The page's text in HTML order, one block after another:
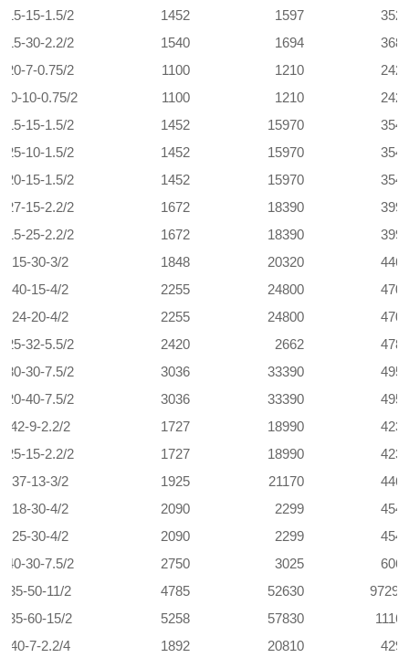
15-15-1.5/2
1452 1597
3520
15-30-2.2/2
1540 1694
3685
20-7-0.75/2
1100 1210
2420
10-0.75/2
1100 1210
2420
15-15-1.5/2
1452 15970
3542
25-10-1.5/2
1452 15970
3542
20-15-1.5/2
1452 15970
3542
27-15-2.2/2
1672 18390
3993
15-25-2.2/2
1672 18390
3993
15-30-3/2
1848 20320
4466
40-15-4/2
2255 24800
4708
24-20-4/2
2255 24800
4708
25-32-5.5/2
2420 2662
4785
30-30-7.5/2
3036 33390
4950
20-40-7.5/2
3036 33390
4950
42-9-2.2/2
1727 18990
4235
25-15-2.2/2
1727 18990
4235
37-13-3/2
1925 21170
4466
18-30-4/2
2090 2299
4543
25-30-4/2
2090 2299
4543
40-30-7.5/2
2750 3025
6061
35-50-11/2
4785 52630
9729.5
35-60-15/2
5258 57830
11165
40-7-2.2/4
1892 20810 4290